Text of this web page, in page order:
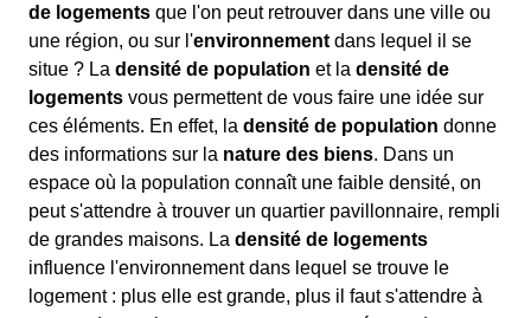
de logements que l'on peut retrouver dans une ville ou
une région, ou sur l'environnement dans lequel il se
situe ? La densité de population et la densité de
logements vous permettent de vous faire une idée sur
ces éléments. En effet, la densité de population donne
des informations sur la nature des biens. Dans un
espace où la population connaît une faible densité, on
peut s'attendre à trouver un quartier pavillonnaire, rempli
de grandes maisons. La densité de logements
influence l'environnement dans lequel se trouve le
logement : plus elle est grande, plus il faut s'attendre à